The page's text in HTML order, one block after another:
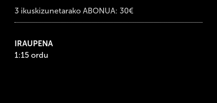
3 ikuskizunetarako ABONUA: 30€
IRAUPENA
1:15 ordu